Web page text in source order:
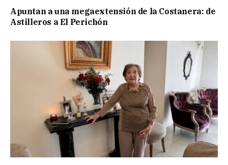
Apuntan a una megaextensión de la Costanera: de
Astilleros a El Perichón